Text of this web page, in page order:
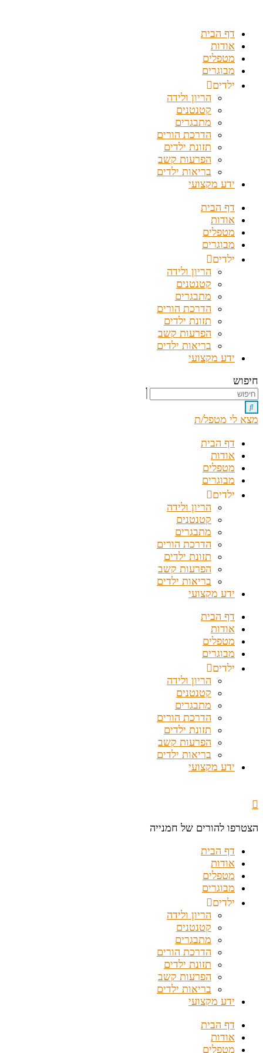
דף הבית
אודות
מטפלים
מבוגרים
ילדים
הריון ולידה
קטנטנים
מתבגרים
הדרכת הורים
תזונת ילדים
הפרעות קשב
בריאות ילדים
ידע מקצועי
דף הבית
אודות
מטפלים
מבוגרים
ילדים
הריון ולידה
קטנטנים
מתבגרים
הדרכת הורים
תזונת ילדים
הפרעות קשב
בריאות ילדים
ידע מקצועי
חיפוש
מצא לי מטפל/ת
דף הבית
אודות
מטפלים
מבוגרים
ילדים
הריון ולידה
קטנטנים
מתבגרים
הדרכת הורים
תזונת ילדים
הפרעות קשב
בריאות ילדים
ידע מקצועי
דף הבית
אודות
מטפלים
מבוגרים
ילדים
הריון ולידה
קטנטנים
מתבגרים
הדרכת הורים
תזונת ילדים
הפרעות קשב
בריאות ילדים
ידע מקצועי
הצטרפו להורים של חמנייה
דף הבית
אודות
מטפלים
מבוגרים
ילדים
הריון ולידה
קטנטנים
מתבגרים
הדרכת הורים
תזונת ילדים
הפרעות קשב
בריאות ילדים
ידע מקצועי
דף הבית
אודות
מטפלים